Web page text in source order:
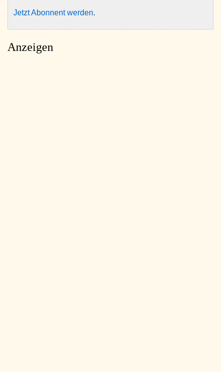
Jetzt Abonnent werden.
Anzeigen